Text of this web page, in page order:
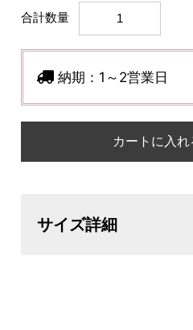
合計数量
納期： 1～2営業日
カートに入れ
サイズ詳細